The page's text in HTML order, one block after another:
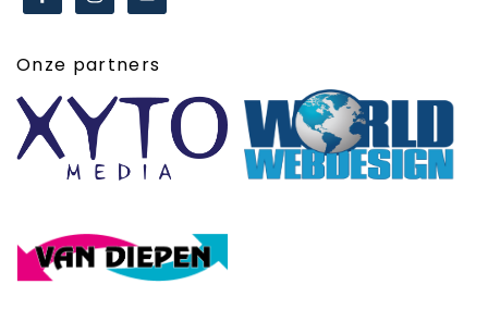
Onze partners